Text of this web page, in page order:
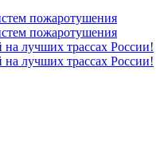
пожаротушения
пожаротушения
лучших трассах России!
лучших трассах России!